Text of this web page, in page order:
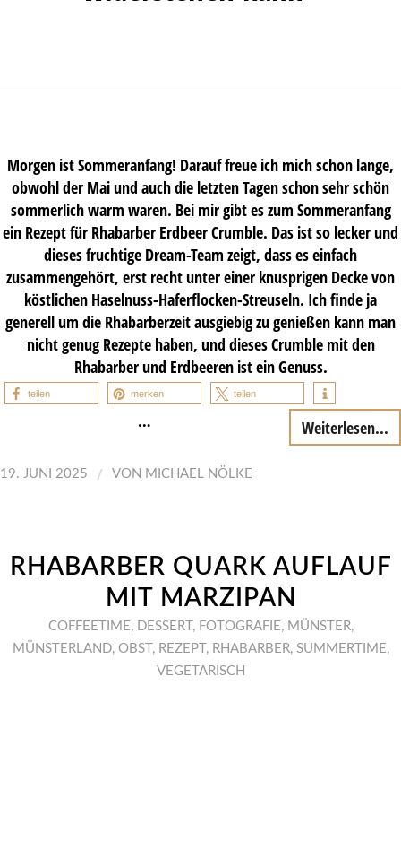
Morgen ist Sommeranfang! Darauf freue ich mich schon lange,
obwohl der Mai und auch die letzten Tagen schon sehr schön
sommerlich warm waren. Bei mir gibt es zum Sommeranfang
ein Rezept für Rhabarber Erdbeer Crumble. Das ist so lecker und
dieses fruchtige Dream-Team zeigt, dass es einfach
zusammengehört, erst recht unter einer knusprigen Decke von
köstlichen Haselnuss-Haferflocken-Streuseln. Ich finde ja
generell um die Rhabarberzeit ausgiebig zu genießen kann man
nicht genug Rezepte haben, und dieses Crumble mit den
Rhabarber und Erdbeeren ist ein Genuss.
teilen merken teilen
… Weiterlesen...
19. JUNI 2025 / VON MICHAEL NÖLKE
RHABARBER QUARK AUFLAUF
MIT MARZIPAN
COFFEETIME, DESSERT, FOTOGRAFIE, MÜNSTER,
MÜNSTERLAND, OBST, REZEPT, RHABARBER, SUMMERTIME,
VEGETARISCH